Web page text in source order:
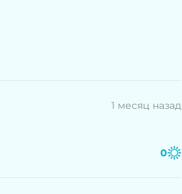
1 месяц назад
0